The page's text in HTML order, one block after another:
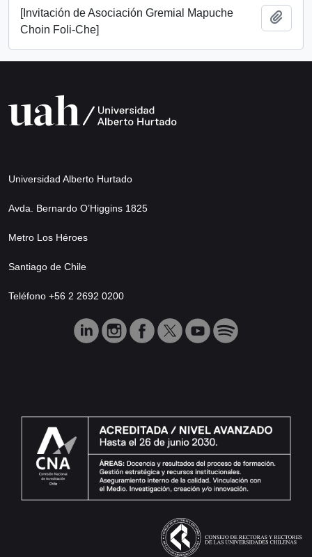
[Invitación de Asociación Gremial Mapuche
Choin Foli-Che]
Universidad Alberto Hurtado
Avda. Bernardo O’Higgins 1825
Metro Los Héroes
Santiago de Chile
Teléfono +56 2 2692 0200